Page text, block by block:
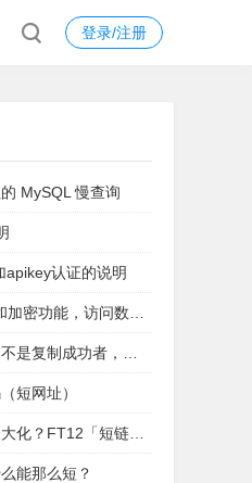
登录/注册
MySQL 慢查询
apikey认证的说明
能，访问数据实时查看
功者，而是学习失败者
短网址）
「短链接」统计功能来支招
能那么短？